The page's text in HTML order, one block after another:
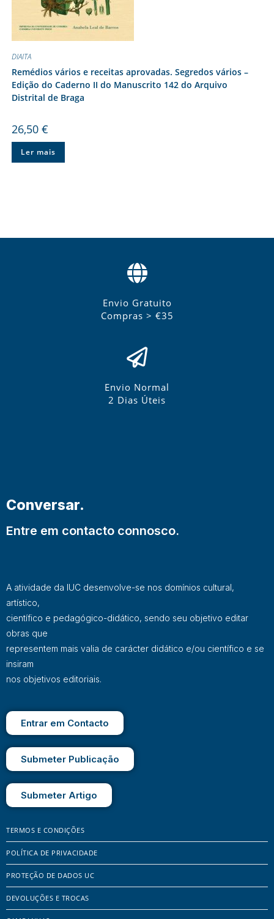
DIAITA
Remédios vários e receitas aprovadas. Segredos vários –
Edição do Caderno II do Manuscrito 142 do Arquivo
Distrital de Braga
26,50 €
Ler mais
Envio Gratuito
Compras > €35
Envio Normal
2 Dias Úteis
Conversar.
Entre em contacto connosco.
A atividade da IUC desenvolve-se nos domínios cultural,
artístico,
científico e pedagógico-didático, sendo seu objetivo editar
obras que
representem mais valia de carácter didático e/ou científico e se
insiram
nos objetivos editoriais.
Entrar em Contacto
Submeter Publicação
Submeter Artigo
TERMOS E CONDIÇÕES
POLÍTICA DE PRIVACIDADE
PROTEÇÃO DE DADOS UC
DEVOLUÇÕES E TROCAS